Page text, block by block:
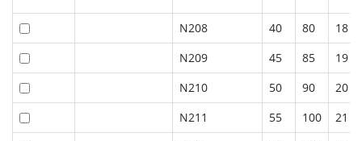
N208 40 80
18
N209
45 85
19
N210
50 90
20
N211
55 100
21